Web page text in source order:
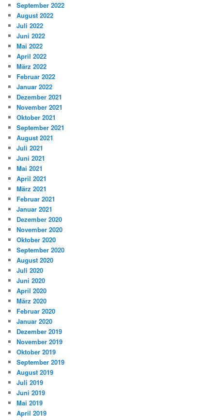
September 2022
August 2022
Juli 2022
Juni 2022
Mai 2022
April 2022
März 2022
Februar 2022
Januar 2022
Dezember 2021
November 2021
Oktober 2021
September 2021
August 2021
Juli 2021
Juni 2021
Mai 2021
April 2021
März 2021
Februar 2021
Januar 2021
Dezember 2020
November 2020
Oktober 2020
September 2020
August 2020
Juli 2020
Juni 2020
April 2020
März 2020
Februar 2020
Januar 2020
Dezember 2019
November 2019
Oktober 2019
September 2019
August 2019
Juli 2019
Juni 2019
Mai 2019
April 2019